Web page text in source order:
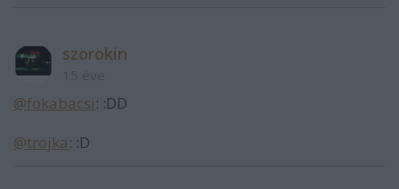
szorokin
@fokabacsi: :DD
@trojka: :D